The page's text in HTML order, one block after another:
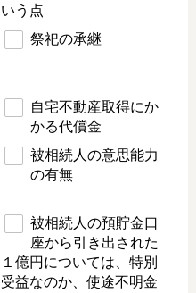
いう点
祭祀の承継
自宅不動産取得にか
かる代償金
被相続人の意思能力
の有無
被相続人の預貯金口
座から引き出された
１億円については、特別
受益なのか、使途不明金